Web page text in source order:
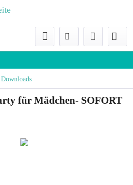
für Mädchen- SOFORT